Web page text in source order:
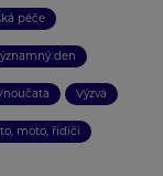
péče
den
Výzva
moto, řidiči